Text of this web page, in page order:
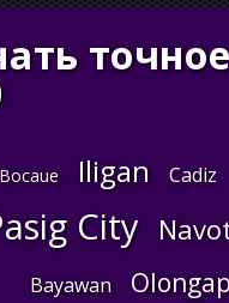
Bocaue Iligan Cadiz
City
Bayawan